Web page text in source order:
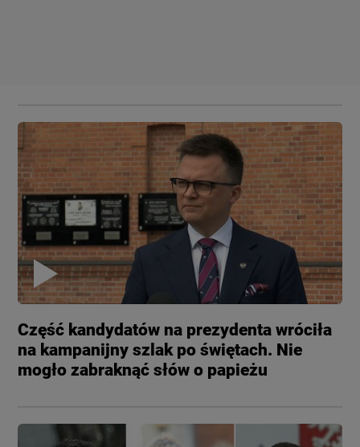
Część kandydatów na prezydenta wróciła
na kampanijny szlak po świętach. Nie
mogło zabraknąć słów o papieżu